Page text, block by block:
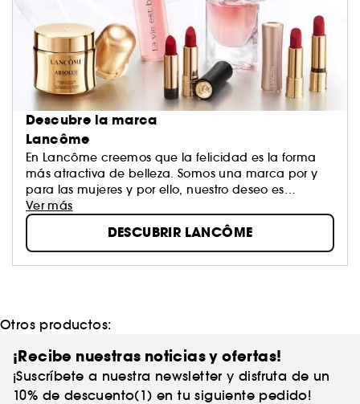
Descubre la marca
Lancôme
En Lancôme creemos que la felicidad es la forma
más atractiva de belleza. Somos una marca por y
para las mujeres y por ello, nuestro deseo es
hacerlas libres, auténticas y sobre todo, felices.
Creemos que la belleza no debe ser una
imposición, sino la expresión de la libertad que
cada mujer tiene para ser ella misma. Desde
Lancôme, potenciamos esa belleza que empodera
Ver más
DESCUBRIR LANCÔME
Otros productos:
¡Recibe nuestras noticias y ofertas!
¡Suscríbete a nuestra newsletter y disfruta de un
10% de descuento(1) en tu siguiente pedido!